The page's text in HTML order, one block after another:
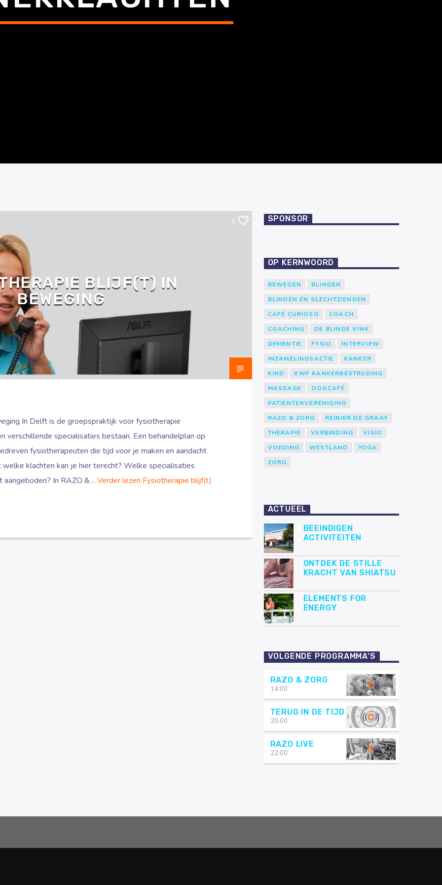
3
BLIJF(T) IN
BEWEGING
In Delft is de groepspraktijk voor fysiotherapie
verschillende specialisaties bestaan. Een behandelplan op
fysiotherapeuten die tijd voor je maken en aandacht
klachten kan je hier terecht? Welke specialisaties
aangeboden? In RAZO &… Verder lezen Fysiotherapie blijf(t)
SPONSOR
OP KERNWOORD
BEWEGEN
BLINDEN
BLINDEN EN SLECHTZIENDEN
CAFÉ CURIOSO
COACH
COACHING
DE BLINDE VINK
DEMENTIE
FYSIO
INTERVIEW
INZAMELINGSACTIE
KANKER
KIND
KWF KANKERBESTRIJDING
MASSAGE
OOGCAFÉ
PATIËNTENVERENIGING
RAZO & ZORG
REINIER DE GRAAF
THERAPIE
VERBINDING
VISIO
VOEDING
WESTLAND
YOGA
ZORG
ACTUEEL
BEEINDIGEN
ACTIVITEITEN
ONTDEK DE STILLE
KRACHT VAN SHIATSU
ELEMENTS FOR
ENERGY
VOLGENDE PROGRAMMA’S
RAZO & ZORG
14:00
TERUG IN DE TIJD
20:00
RAZO LIVE
22:00